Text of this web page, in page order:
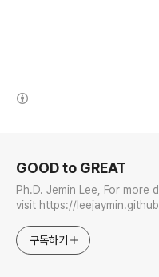
GOOD to GREAT
Ph.D. Jemin Lee, For more detailed information,
visit https://
구독하기